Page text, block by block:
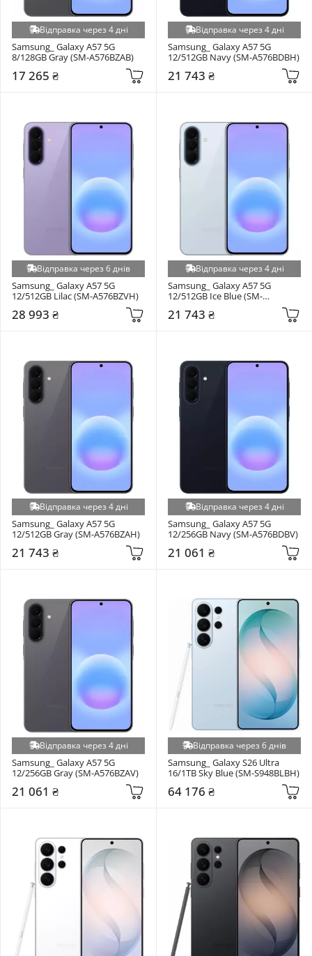
Відправка через 4 дні
Samsung_ Galaxy A57 5G
8/128GB Gray (SM-A576BZAB)
17 265 ₴
Відправка через 4 дні
Samsung_ Galaxy A57 5G
12/512GB Navy (SM-A576BDBH)
21 743 ₴
Відправка через 6 днів
Samsung_ Galaxy A57 5G
12/512GB Lilac (SM-A576BZVH)
28 993 ₴
Відправка через 4 дні
Samsung_ Galaxy A57 5G
12/512GB Ice Blue (SM-
21 743 ₴
Відправка через 4 дні
Samsung_ Galaxy A57 5G
12/512GB Gray (SM-A576BZAH)
21 743 ₴
Відправка через 4 дні
Samsung_ Galaxy A57 5G
12/256GB Navy (SM-A576BDBV)
21 061 ₴
Відправка через 4 дні
Samsung_ Galaxy A57 5G
12/256GB Gray (SM-A576BZAV)
21 061 ₴
Відправка через 6 днів
Samsung_ Galaxy S26 Ultra
16/1TB Sky Blue (SM-S948BLBH)
64 176 ₴